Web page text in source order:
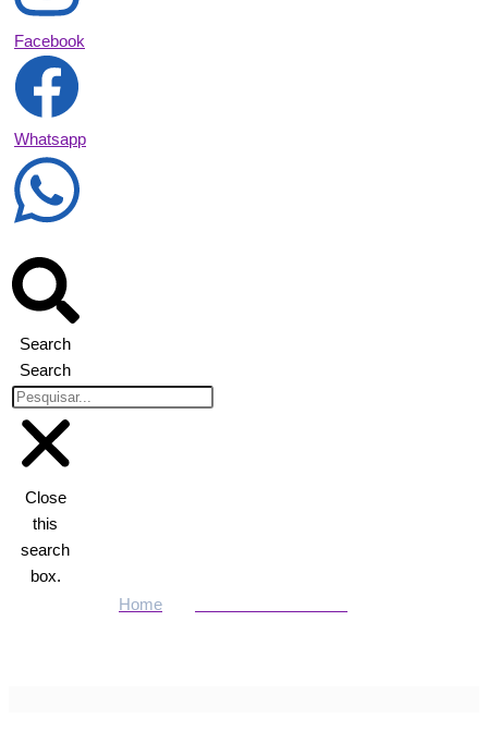
Facebook
Whatsapp
Search
Search
Close
this
search
box.
Home